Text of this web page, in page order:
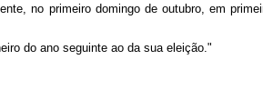
no primeiro domingo de outubro, em
do ano seguinte ao da sua eleição."